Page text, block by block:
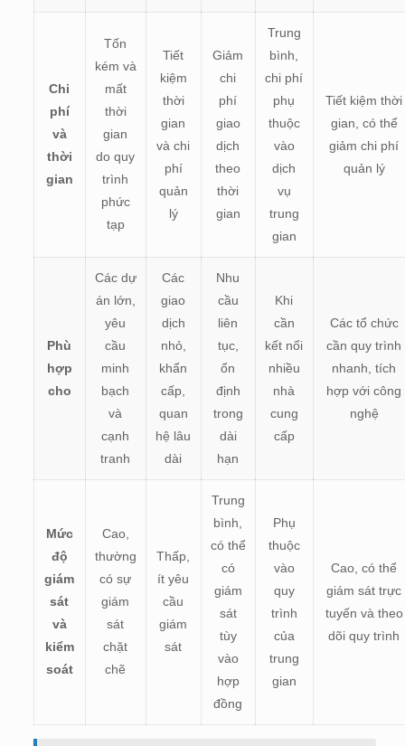
Chi
phí
và
thời
gian
Tốn
kém và
mất
thời
gian
do quy
trình
phức
tạp
Tiết
kiệm
thời
gian
và chi
phí
quản
lý
Giảm
chi
phí
giao
dịch
theo
thời
gian
Trung
bình,
chi phí
phụ
thuộc
vào
dịch
vụ
trung
gian
Tiết kiệm thời
gian, có thể
giảm chi phí
quản lý
Phù
hợp
cho
Các dự
án lớn,
yêu
cầu
minh
bạch
và
cạnh
tranh
Các
giao
dịch
nhỏ,
khẩn
cấp,
quan
hệ lâu
dài
Nhu
cầu
liên
tục,
ổn
định
trong
dài
hạn
Khi
cần
kết nối
nhiều
nhà
cung
cấp
Các tổ chức
cần quy trình
nhanh, tích
hợp với công
nghệ
Mức
độ
giám
sát
và
kiểm
soát
Cao,
thường
có sự
giám
sát
chặt
chẽ
Thấp,
ít yêu
cầu
giám
sát
Trung
bình,
có thể
có
giám
sát
tùy
vào
hợp
đồng
Phụ
thuộc
vào
quy
trình
của
trung
gian
Cao, có thể
giám sát trực
tuyến và theo
dõi quy trình